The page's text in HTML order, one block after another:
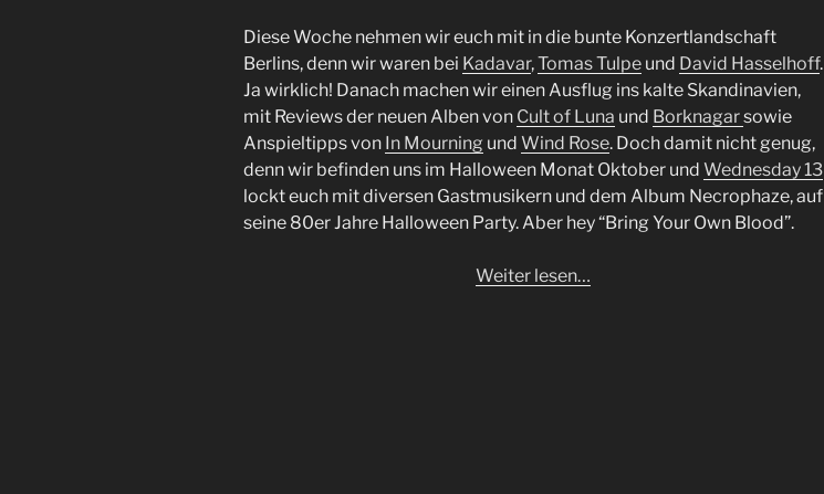
Diese Woche nehmen wir euch mit in die bunte Konzertlandschaft
Berlins, denn wir waren bei Kadavar,Tomas Tulpe und David Hasselhoff.
Ja wirklich! Danach machen wir einen Ausflug ins kalte Skandinavien,
mit Reviews der neuen Alben von Cult of Luna und Borknagarsowie
Anspieltipps von In Mourning und Wind Rose. Doch damit nicht genug,
denn wir befinden uns im Halloween Monat Oktober und Wednesday 13
lockt euch mit diversen Gastmusikern und dem Album Necrophaze, auf
seine 80er Jahre Halloween Party. Aber hey “Bring Your Own Blood”.
Weiter lesen…